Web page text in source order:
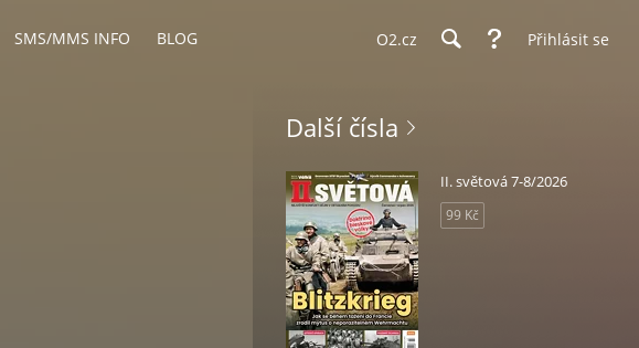
SMS/MMS INFO BLOG O2.cz Přihlásit se
Další čísla
II. světová 7-8/2026
99 Kč